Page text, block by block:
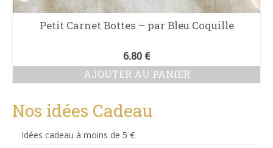
Petit Carnet Bottes – par Bleu Coquille
6.80 €
AJOUTER AU PANIER
Nos idées Cadeau
Idées cadeau à moins de 5 €